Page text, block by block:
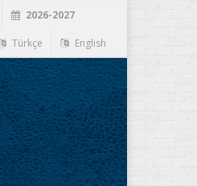
2026-2027
Türkçe English